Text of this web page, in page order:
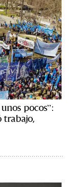
pocos”:
trabajo,